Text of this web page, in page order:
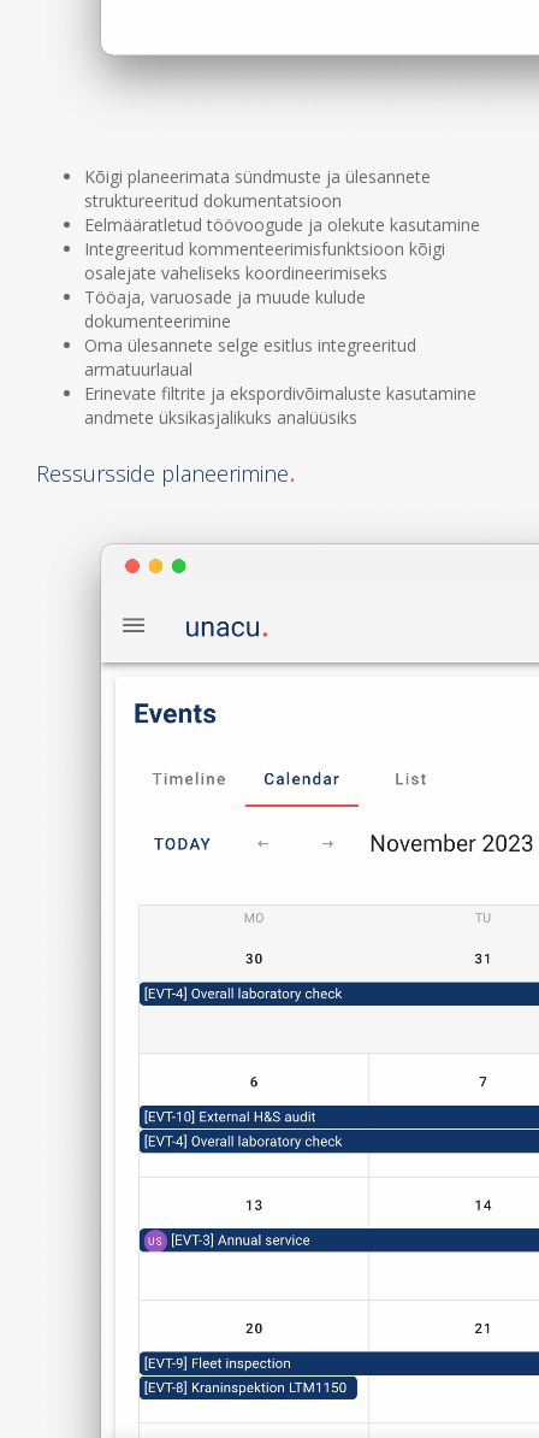
Kõigi planeerimata sündmuste ja ülesannete
struktureeritud dokumentatsioon
Eelmääratletud töövoogude ja olekute kasutamine
Integreeritud kommenteerimisfunktsioon kõigi
osalejate vaheliseks koordineerimiseks
Tööaja, varuosade ja muude kulude
dokumenteerimine
Oma ülesannete selge esitlus integreeritud
armatuurlaual
Erinevate filtrite ja ekspordivõimaluste kasutamine
andmete üksikasjalikuks analüüsiks
Ressursside planeerimine